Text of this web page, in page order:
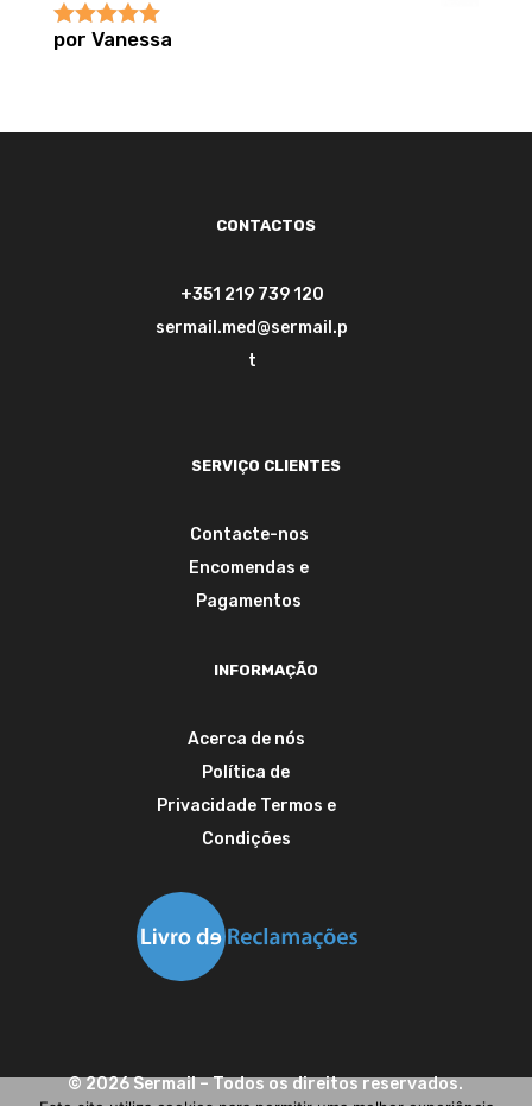
Avaliação5
por Vanessa
CONTACTOS
+351 219 739 120
sermail.med@sermail.p
t
SERVIÇO CLIENTES
Contacte-nos
Encomendas e
Pagamentos
INFORMAÇÃO
Acerca de nós
Política de
Privacidade Termos e
Condições
©2026Sermail– Todos os direitos reservados.